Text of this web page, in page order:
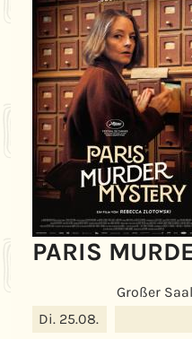
PARIS
Großer Saal
Di. 25.08.